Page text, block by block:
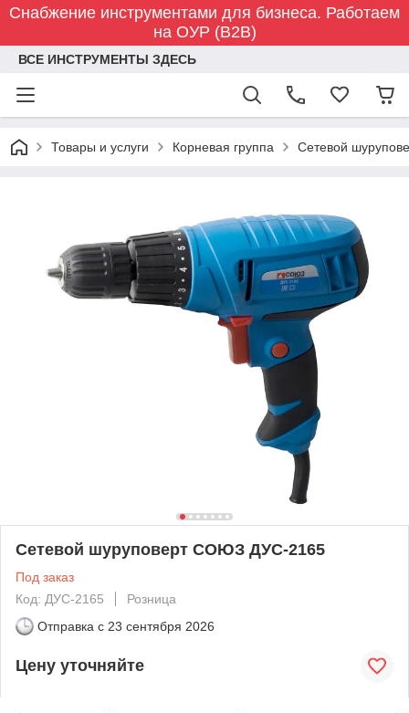
Снабжение инструментами для бизнеса. Работаем
на ОУР (B2B)
ВСЕ ИНСТРУМЕНТЫ ЗДЕСЬ
Товары и услуги Корневая группа Сетевой
Сетевой шуруповерт СОЮЗ ДУС-2165
Под заказ
Код: ДУС-2165
Розница
Отправка с 23 сентября 2026
Цену уточняйте